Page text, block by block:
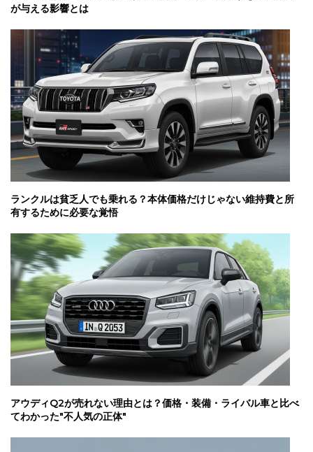
が与える影響とは
ランクルは貧乏人でも乗れる？本体価格だけじゃない維持費と所
有するために必要な覚悟
アウディQ2が売れない理由とは？価格・装備・ライバル車と比べ
てわかった"不人気の正体"